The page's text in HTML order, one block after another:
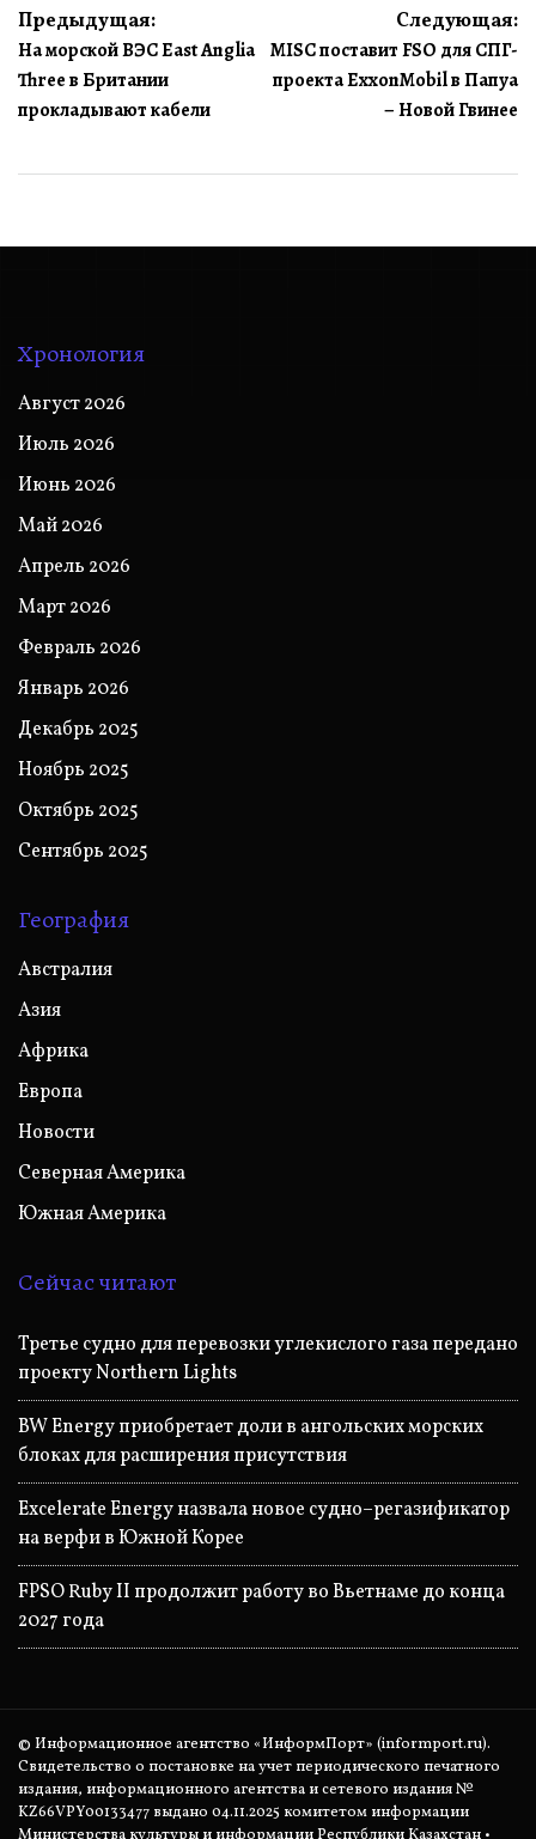
Навигация
по
записям
Предыдущая:
На морской ВЭС East Anglia
Three в Британии
прокладывают кабели
Следующая:
MISC поставит FSO для СПГ-
проекта ExxonMobil в Папуа
– Новой Гвинее
Хронология
Август 2026
Июль 2026
Июнь 2026
Май 2026
Апрель 2026
Март 2026
Февраль 2026
Январь 2026
Декабрь 2025
Ноябрь 2025
Октябрь 2025
Сентябрь 2025
География
Австралия
Азия
Африка
Европа
Новости
Северная Америка
Южная Америка
Сейчас читают
Третье судно для перевозки углекислого газа передано
проекту Northern Lights
BW Energy приобретает доли в ангольских морских
блоках для расширения присутствия
Excelerate Energy назвала новое судно–регазификатор
на верфи в Южной Корее
FPSO Ruby II продолжит работу во Вьетнаме до конца
2027 года
© Информационное агентство «ИнформПорт» (informport.ru).
Свидетельство о постановке на учет периодического печатного
издания, информационного агентства и сетевого издания №
KZ66VPY00133477 выдано 04.11.2025 комитетом информации